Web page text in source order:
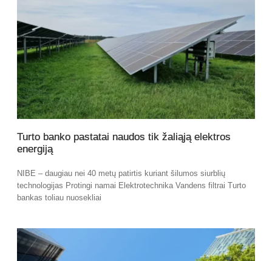
Turto banko pastatai naudos tik žaliąją elektros
energiją
NIBE – daugiau nei 40 metų patirtis kuriant šilumos siurblių
technologijas Protingi namai Elektrotechnika Vandens filtrai Turto
bankas toliau nuosekliai